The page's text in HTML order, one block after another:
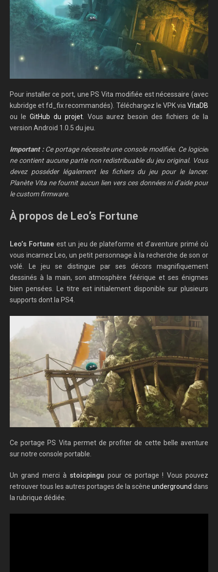
Pour installer ce port, une PS Vita modifiée est nécessaire (avec
kubridge et fd_fix recommandés). Téléchargez le VPK via VitaDB
ou le GitHub du projet. Vous aurez besoin des fichiers de la
version Android 1.0.5 du jeu.
Important :Ce portage nécessite une console modifiée. Ce logiciel
ne contient aucune partie non redistribuable du jeu original. Vous
devez posséder légalement les fichiers du jeu pour le lancer.
Planète Vita ne fournit aucun lien vers ces données ni d’aide pour
le custom firmware.
À propos de Leo’s Fortune
Leo’s Fortune est un jeu de plateforme et d’aventure primé où
vous incarnez Leo, un petit personnage à la recherche de son or
volé. Le jeu se distingue par ses décors magnifiquement
dessinés à la main, son atmosphère féérique et ses énigmes
bien pensées. Le titre est initialement disponible sur plusieurs
supports dont la PS4.
Ce portage PS Vita permet de profiter de cette belle aventure
sur notre console portable.
Un grand merci à stoicpingu pour ce portage ! Vous pouvez
retrouver tous les autres portages de la scène underground dans
la rubrique dédiée.